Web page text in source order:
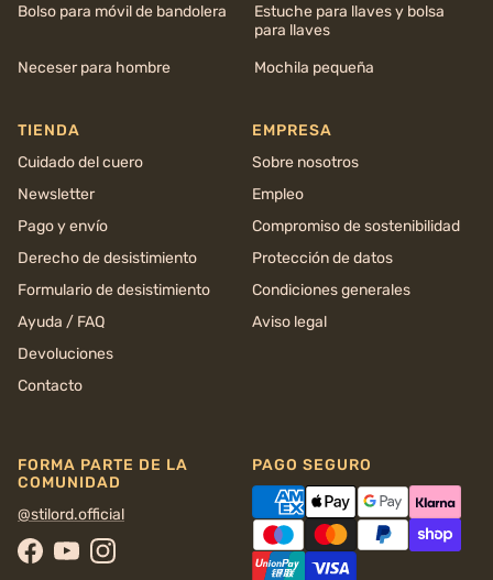
Bolso para móvil de bandolera
Estuche para llaves y bolsa
para llaves
Neceser para hombre
Mochila pequeña
TIENDA
Cuidado del cuero
Newsletter
Pago y envío
Derecho de desistimiento
Formulario de desistimiento
Ayuda / FAQ
Devoluciones
Contacto
EMPRESA
Sobre nosotros
Empleo
Compromiso de sostenibilidad
Protección de datos
Condiciones generales
Aviso legal
FORMA PARTE DE LA
COMUNIDAD
@stilord.official
Facebook
YouTubeInstagram
PAGO SEGURO